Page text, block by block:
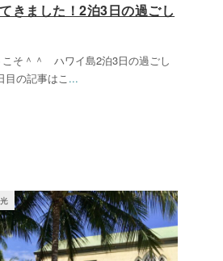
きました！2泊3日の過ごし
こそ＾＾ ハワイ島2泊3日の過ごし
の記事はこ ...